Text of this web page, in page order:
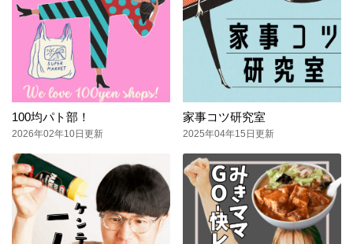
100均パト部！
2026年02年10日更新
家事コツ研究室
2025年04年15日更新